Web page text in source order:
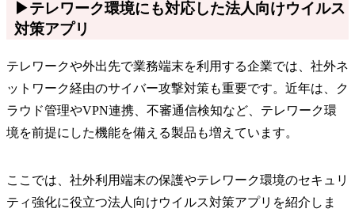
▶テレワーク環境にも対応した法人向けウイルス
対策アプリ
テレワークや外出先で業務端末を利用する企業では、社外ネ
ットワーク経由のサイバー攻撃対策も重要です。近年は、ク
ラウド管理やVPN連携、不審通信検知など、テレワーク環
境を前提にした機能を備える製品も増えています。
ここでは、社外利用端末の保護やテレワーク環境のセキュリ
ティ強化に役立つ法人向けウイルス対策アプリを紹介しま